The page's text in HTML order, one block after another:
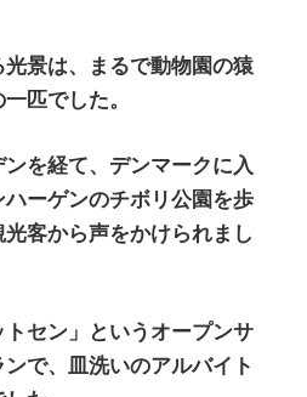
景は、まるで動物園の猿
匹でした。
ンを経て、デンマークに入
ーゲンのチボリ公園を歩
客から声をかけられまし
トセン」というオープンサ
で、皿洗いのアルバイト